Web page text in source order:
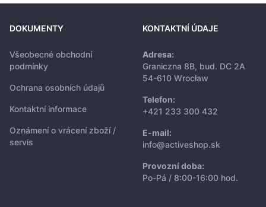
DOKUMENTY
Všeobecné obchodní
podmínky
Ochrana osobních údajů
Kontaktní informace
Oznámení o vrácení zboží /
servis
KONTAKTNÍ ÚDAJE
Adresa:
Graniczna 8B, bud. DC 2A
54-610 Wrocław
Telefon:
+421 233 300 432
E-mail:
info@activeshop.sk
Provozní doba:
Po-Pá / 8:00-16:00 hod.